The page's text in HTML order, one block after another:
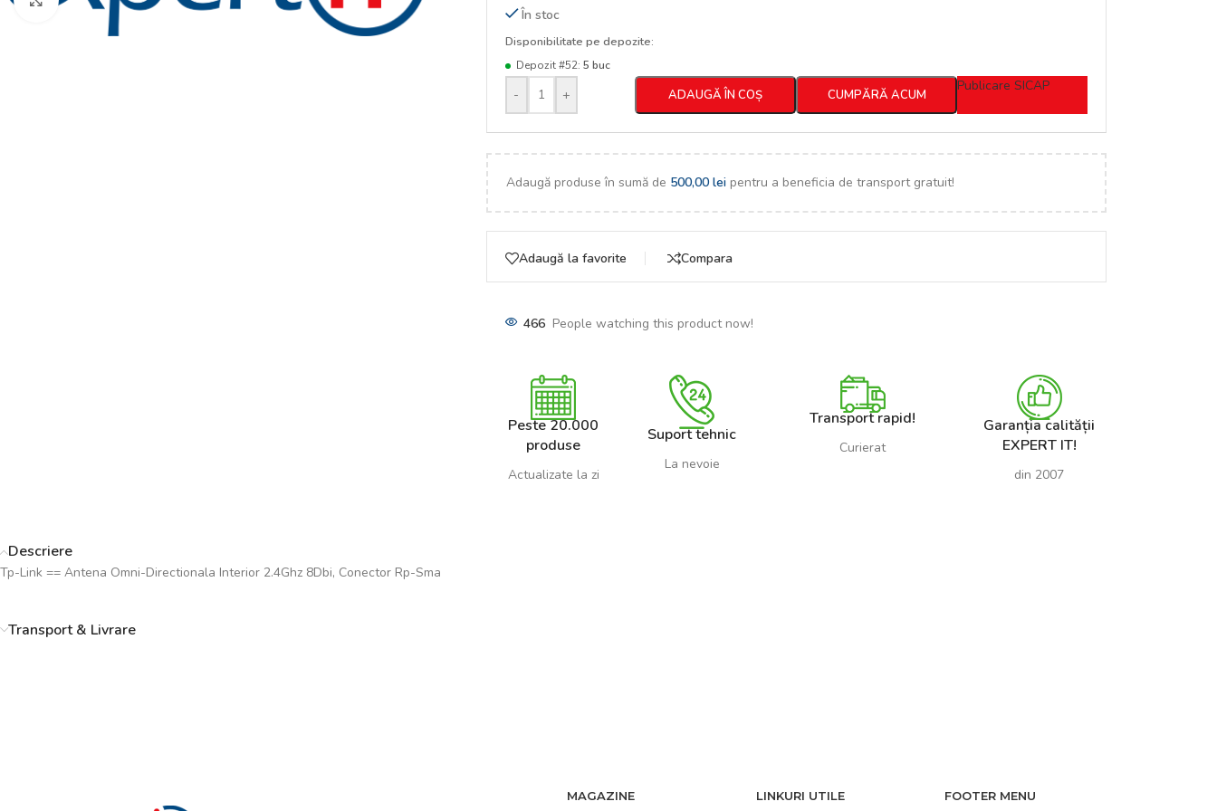
În stoc
Disponibilitate pe depozite:
Depozit #52: 5 buc
- + ADAUGĂ ÎN COȘ CUMPĂRĂ ACUM
Publicare SICAP
Adaugă produse în sumă de 500,00 leipentru a beneficia de transport gratuit!
Adaugă la favorite Compara
466 People watching this product now!
Peste 20.000
produse
Actualizate la zi
Suport tehnic
La nevoie
Transport rapid!
Curierat
Garanția calității
EXPERT IT!
din 2007
Descriere
Tp-Link == Antena Omni-Directionala Interior 2.4Ghz 8Dbi, Conector Rp-Sma
Transport & Livrare
MAGAZINE LINKURI UTILE FOOTER MENU